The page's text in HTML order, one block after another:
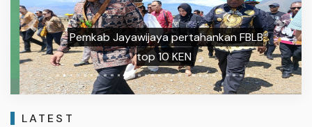
Pemkab Jayawijaya pertahankan FBLB
top 10 KEN
Previous Next
LATEST